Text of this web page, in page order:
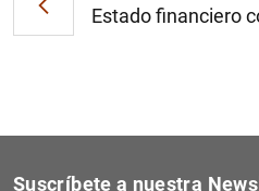
Estado financiero
Suscríbete a nuestra